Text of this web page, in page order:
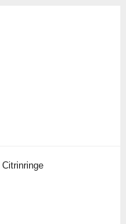
Citrin­ringe